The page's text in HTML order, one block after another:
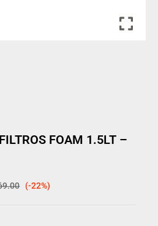
FOAM 1.5LT –
(-22%)